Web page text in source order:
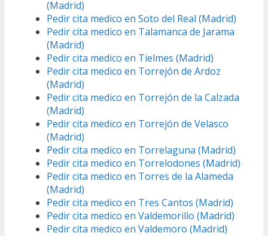
(Madrid)
Pedir cita medico en Soto del Real (Madrid)
Pedir cita medico en Talamanca de Jarama
(Madrid)
Pedir cita medico en Tielmes (Madrid)
Pedir cita medico en Torrejón de Ardoz
(Madrid)
Pedir cita medico en Torrejón de la Calzada
(Madrid)
Pedir cita medico en Torrejón de Velasco
(Madrid)
Pedir cita medico en Torrelaguna (Madrid)
Pedir cita medico en Torrelodones (Madrid)
Pedir cita medico en Torres de la Alameda
(Madrid)
Pedir cita medico en Tres Cantos (Madrid)
Pedir cita medico en Valdemorillo (Madrid)
Pedir cita medico en Valdemoro (Madrid)